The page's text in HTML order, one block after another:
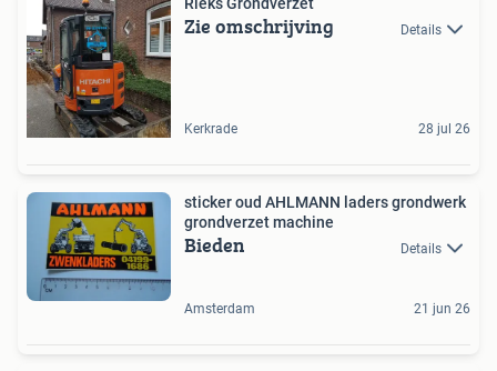
Rieks Grondverzet
Zie omschrijving Details
Kerkrade 28 jul 26
sticker oud AHLMANN laders grondwerk
grondverzet machine
Bieden Details
Amsterdam 21 jun 26